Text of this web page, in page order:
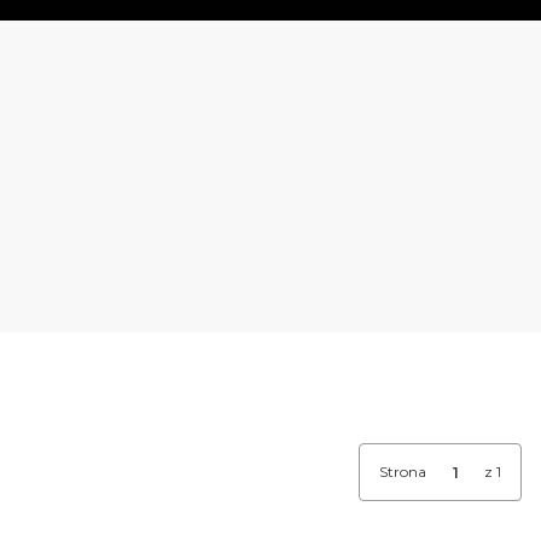
Strona z 1